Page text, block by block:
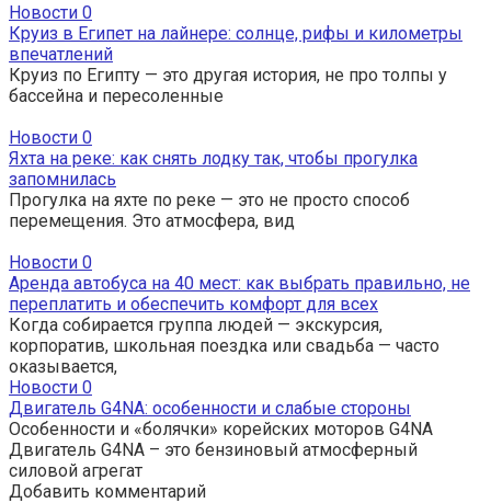
Новости 0
Круиз в Египет на лайнере: солнце, рифы и километры
впечатлений
Круиз по Египту — это другая история, не про толпы у
бассейна и пересоленные
Новости 0
Яхта на реке: как снять лодку так, чтобы прогулка
запомнилась
Прогулка на яхте по реке — это не просто способ
перемещения. Это атмосфера, вид
Новости 0
Аренда автобуса на 40 мест: как выбрать правильно, не
переплатить и обеспечить комфорт для всех
Когда собирается группа людей — экскурсия,
корпоратив, школьная поездка или свадьба — часто
оказывается,
Новости 0
Двигатель G4NA: особенности и слабые стороны
Особенности и «болячки» корейских моторов G4NA
Двигатель G4NA – это бензиновый атмосферный
силовой агрегат
Добавить комментарий